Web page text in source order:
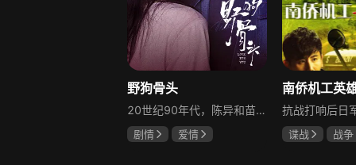
野狗骨头
20世纪90年代，陈异和苗靖因父母相识结缘，从充满敌意到彼此依靠，后因家庭变故不得不相依为命。大学时苗靖告白，陈异却因纵火案逼她离开藤城。多年后重逢，陈异为保护苗靖以身入局，两人并肩对抗走私团伙，最终陈异告白，两人终成眷属。
剧情
爱情
谍战
战争